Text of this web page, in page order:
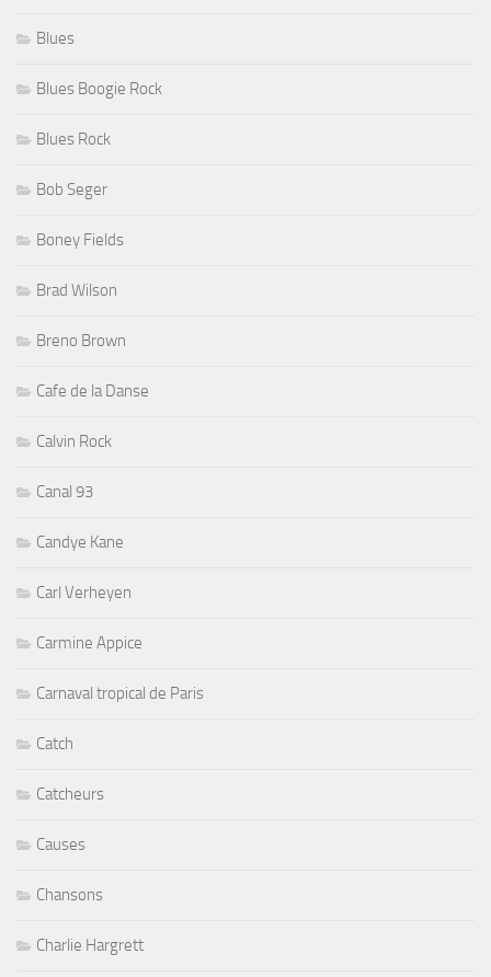
Blues
Blues Boogie Rock
Blues Rock
Bob Seger
Boney Fields
Brad Wilson
Breno Brown
Cafe de la Danse
Calvin Rock
Canal 93
Candye Kane
Carl Verheyen
Carmine Appice
Carnaval tropical de Paris
Catch
Catcheurs
Causes
Chansons
Charlie Hargrett